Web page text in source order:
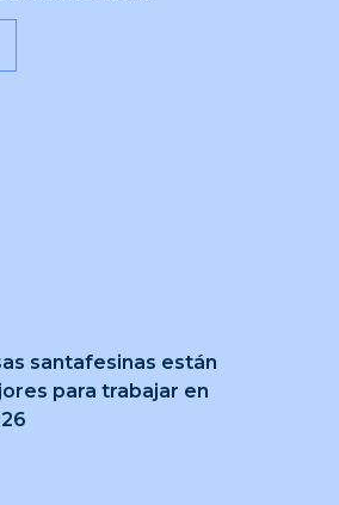
santafesinas están
para trabajar en